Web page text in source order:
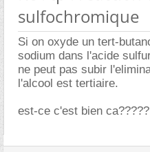
sulfochromique
Si on oxyde un tert-
sodium dans l'acide
ne peut pas subir
l'alcool est tertiaire.
est-ce c'est bien ca?????